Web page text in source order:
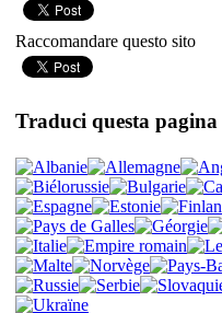
Raccomandare questo sito
Traduci questa pagina